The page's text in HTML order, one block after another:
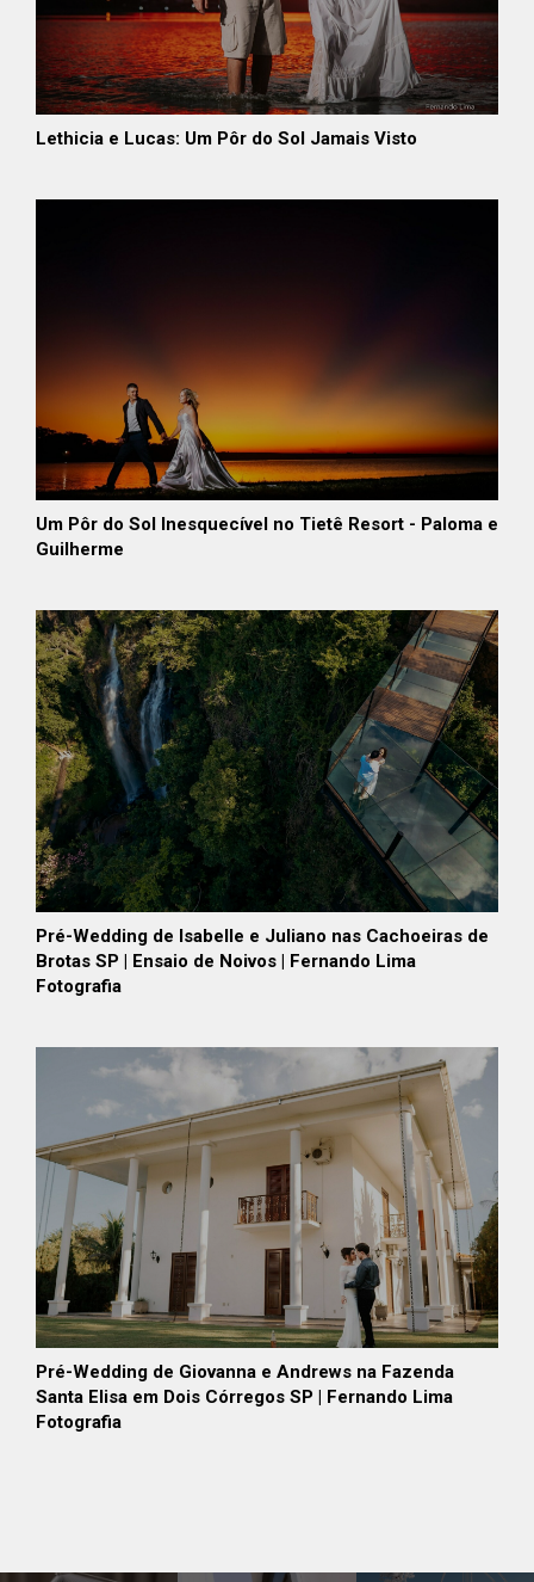
Lethicia e Lucas: Um Pôr do Sol Jamais Visto
Um Pôr do Sol Inesquecível no Tietê Resort - Paloma e
Guilherme
Pré-Wedding de Isabelle e Juliano nas Cachoeiras de
Brotas SP | Ensaio de Noivos | Fernando Lima
Fotografia
Pré-Wedding de Giovanna e Andrews na Fazenda
Santa Elisa em Dois Córregos SP | Fernando Lima
Fotografia